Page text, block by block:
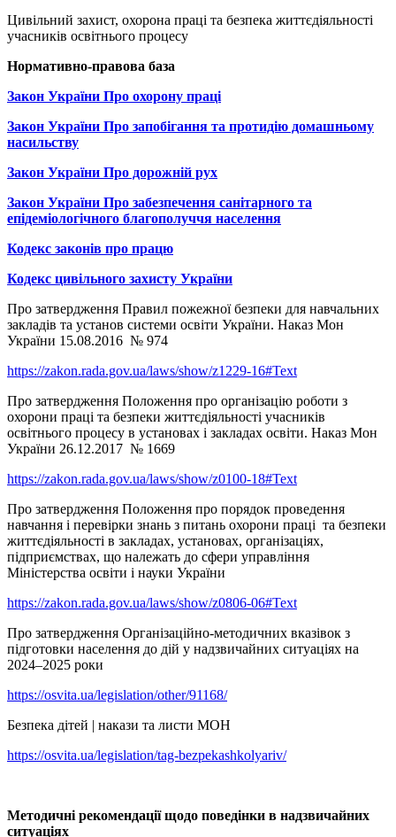
Цивільний захист, охорона праці та безпека життєдіяльності
учасників освітнього процесу
Нормативно-правова база
Закон України Про охорону праці
Закон України Про запобігання та протидію домашньому
насильству
Закон України Про дорожній рух
Закон України Про забезпечення санітарного та
епідеміологічного благополуччя населення
Кодекс законів про працю
Кодекс цивільного захисту України
Про затвердження Правил пожежної безпеки для навчальних
закладів та установ системи освіти України. Наказ Мон
України 15.08.2016 № 974
https://zakon.rada.gov.ua/laws/show/z1229-16#Text
Про затвердження Положення про організацію роботи з
охорони праці та безпеки життєдіяльності учасників
освітнього процесу в установах і закладах освіти. Наказ Мон
України 26.12.2017 № 1669
https://zakon.rada.gov.ua/laws/show/z0100-18#Text
Про затвердження Положення про порядок проведення
навчання і перевірки знань з питань охорони праці та безпеки
життєдіяльності в закладах, установах, організаціях,
підприємствах, що належать до сфери управління
Міністерства освіти і науки України
https://zakon.rada.gov.ua/laws/show/z0806-06#Text
Про затвердження Організаційно-методичних вказівок з
підготовки населення до дій у надзвичайних ситуаціях на
2024–2025 роки
https://osvita.ua/legislation/other/91168/
Безпека дітей | накази та листи МОН
https://osvita.ua/legislation/tag-bezpekashkolyariv/
Методичні рекомендації щодо поведінки в надзвичайних
ситуаціях